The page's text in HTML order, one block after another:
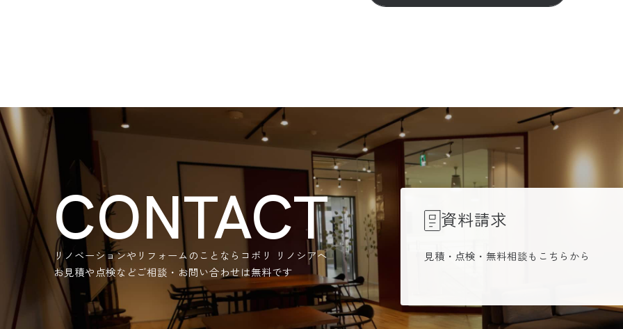
CONTACT
リノベーションやリフォームのことなら コボリ リノシアへ
お見積や点検などご相談・お問い合わせは無料です
資料請求
見積・点検・無料相談もこちらから